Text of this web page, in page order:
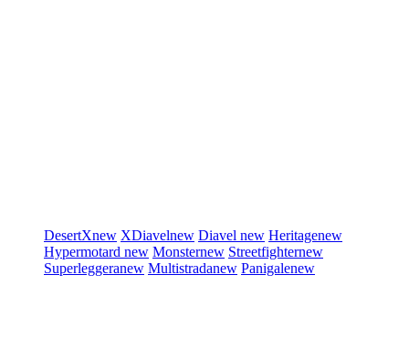
DesertXnew XDiavelnew Diavel new Heritagenew
Hypermotard new Monsternew Streetfighternew
Superleggeranew Multistradanew Panigalenew